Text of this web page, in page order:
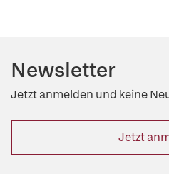
Newsletter
Jetzt anmelden und keine
Jetzt